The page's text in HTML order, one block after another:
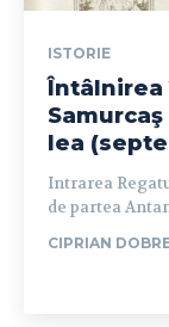
ISTORIE
Întâlnirea
lea
Intrarea
de partea
CIPRIAN